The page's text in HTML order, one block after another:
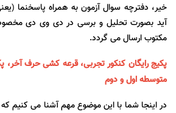
خیر، دفترچه سوال آزمون به همراه پاسخنما
آید بصورت تحلیل و برسی در دی وی دی
مکتوب ارسال می گردد.
پکیج رایگان کنکور تجربی، قرعه کشی حرف آخر،
متوسطه اول و دوم
در اینجا شما با این موضوع مهم آشنا می کنیم